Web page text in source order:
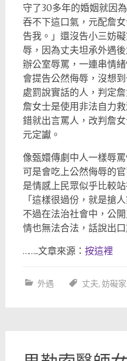
守了30多年的婚姻就因
吞不下這口氣，元配詹
告我。」還沒告小三妨
辱，因為丈夫坦承外遇
辦公室辱罵，一連串情
會提告公然侮辱，沒想
處罰說實話的人，判定
詹女士是使用非法自力
錯就出言罵人，改判詹
元定讞。
像甄嬛傳劇中人一樣辱
可是會吃上公然侮辱的
是情感上民眾似乎比較
「這樣很過份，就是搶
不過在法治社會中，公
情也無法合法，話說出
……..文章來源： 按這裡
外遇 丈夫, 妨礙